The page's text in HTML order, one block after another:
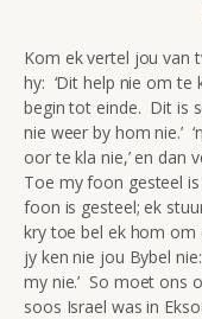
Kom ek vertel jou van
hy: ‘Dit help nie om te
begin tot einde. Dit is
nie weer by hom nie.’
oor te kla nie,’ en dan
Toe my foon gesteel
foon is gesteel; ek
kry toe bel ek hom om
jy ken nie jou Bybel
my nie.’ So moet ons
soos Israel was in